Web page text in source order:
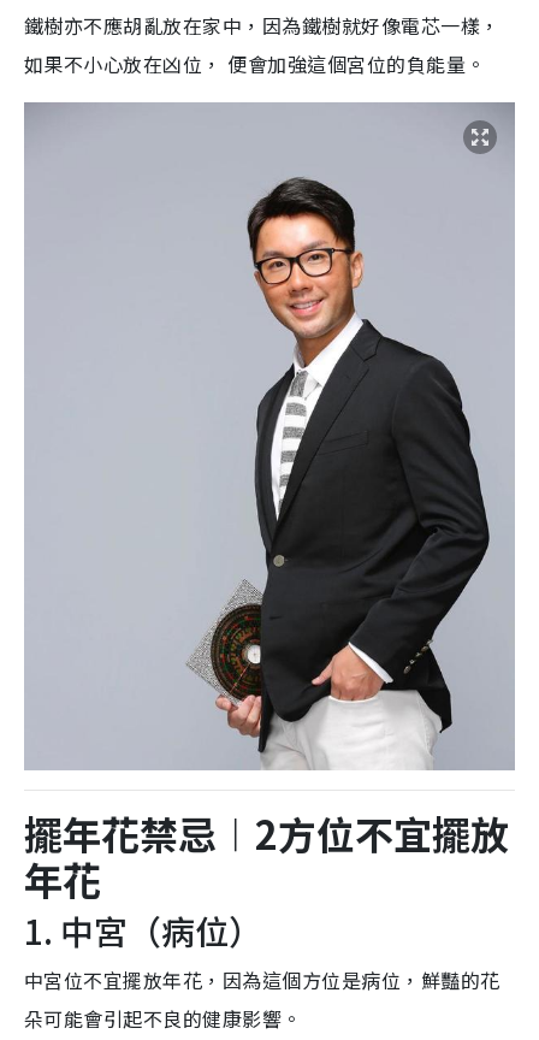
鐵樹亦不應胡亂放在家中，因為鐵樹就好像電芯一樣，
如果不小心放在凶位， 便會加強這個宮位的負能量。
擺年花禁忌︱2方位不宜擺放
年花
1. 中宮（病位）
中宮位不宜擺放年花，因為這個方位是病位，鮮豔的花
朵可能會引起不良的健康影響。